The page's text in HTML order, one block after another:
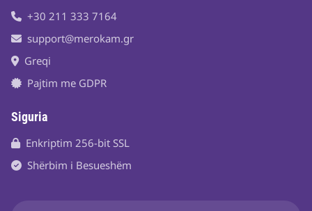
+30 211 333 7164
support@merokam.gr
Greqi
Pajtim me GDPR
Siguria
Enkriptim 256-bit SSL
Shërbim i Besueshëm